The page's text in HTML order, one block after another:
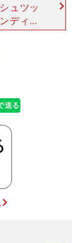
ュツッ
ディシ
間に合
ている
送る